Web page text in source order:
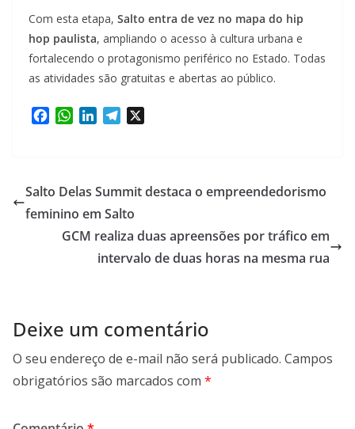
Com esta etapa, Salto entra de vez no mapa do hip
hop paulista, ampliando o acesso à cultura urbana e
fortalecendo o protagonismo periférico no Estado. Todas
as atividades são gratuitas e abertas ao público.
b
o
o
W
s
A
p
p
e
d
I
n
g
r
a
m
Salto Delas Summit destaca o empreendedorismo
feminino em Salto
GCM realiza duas apreensões por tráfico em
intervalo de duas horas na mesma rua
Deixe um comentário
O seu endereço de e-mail não será publicado. Campos
obrigatórios são marcados com *